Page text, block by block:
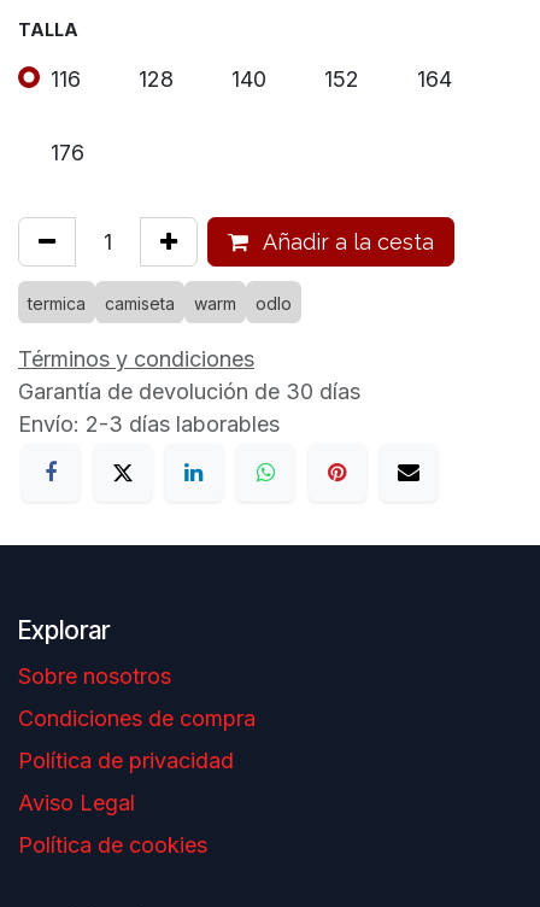
TALLA
116 128 140 152 164
176
Añadir a la cesta
termica camiseta warm odlo
Términos y condiciones
Garantía de devolución de 30 días
Envío: 2-3 días laborables
Explorar
Sobre nosotros
Condiciones de compra
Política de privacidad
Aviso Legal
Política de cookies